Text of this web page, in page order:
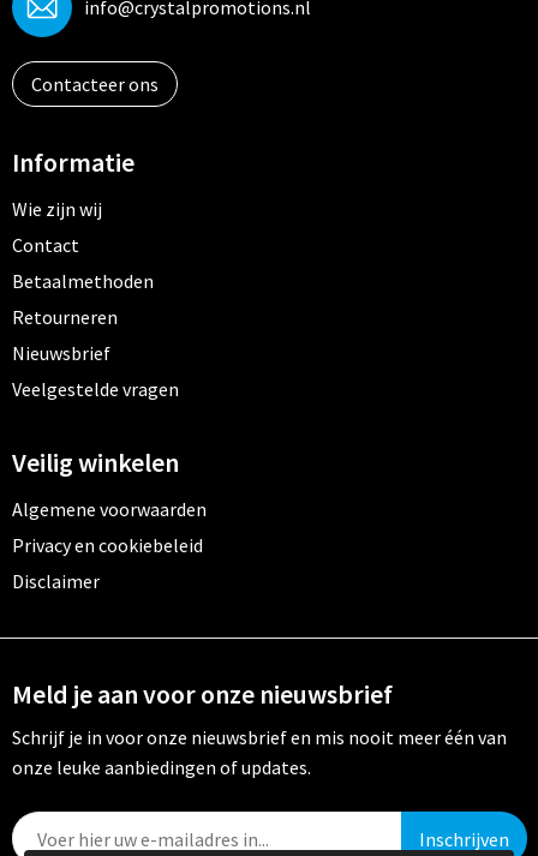
info@crystalpromotions.nl
Contacteer ons
Informatie
Wie zijn wij
Contact
Betaalmethoden
Retourneren
Nieuwsbrief
Veelgestelde vragen
Veilig winkelen
Algemene voorwaarden
Privacy en cookiebeleid
Disclaimer
Meld je aan voor onze nieuwsbrief
Schrijf je in voor onze nieuwsbrief en mis nooit meer één van
onze leuke aanbiedingen of updates.